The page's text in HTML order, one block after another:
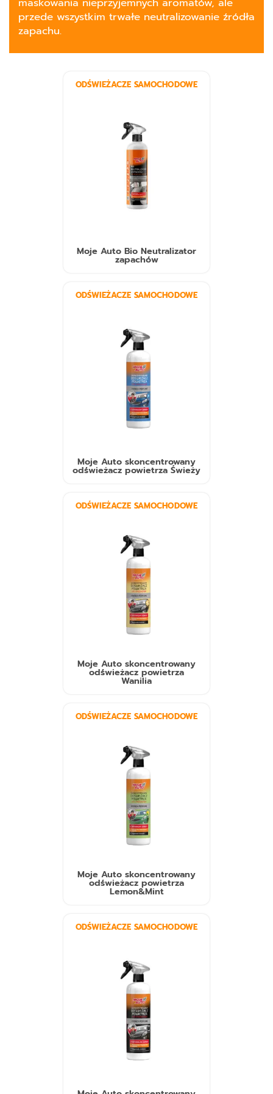
przede wszystkim trwałe neutralizowanie źródła
zapachu.
ODŚWIEŻACZE SAMOCHODOWE
Moje Auto Bio Neutralizator
zapachów
ODŚWIEŻACZE SAMOCHODOWE
Moje Auto skoncentrowany
odświeżacz powietrza Świeży
ODŚWIEŻACZE SAMOCHODOWE
Moje Auto skoncentrowany
odświeżacz powietrza
Wanilia
ODŚWIEŻACZE SAMOCHODOWE
Moje Auto skoncentrowany
odświeżacz powietrza
Lemon&Mint
ODŚWIEŻACZE SAMOCHODOWE